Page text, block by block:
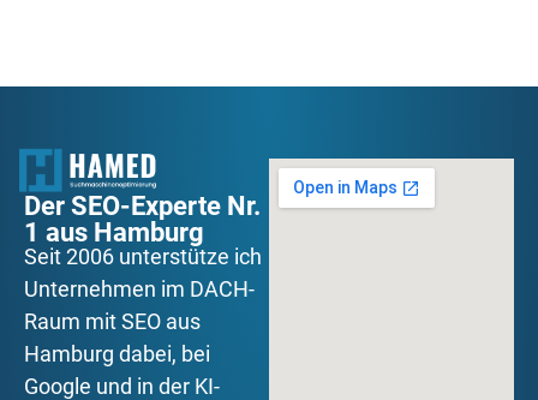
Der SEO-Experte Nr.
1 aus Hamburg
Seit 2006 unterstütze ich
Unternehmen im DACH-
Raum mit SEO aus
Hamburg dabei, bei
Google und in der KI-